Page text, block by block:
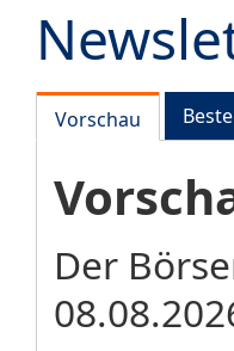
Vorschau
Der